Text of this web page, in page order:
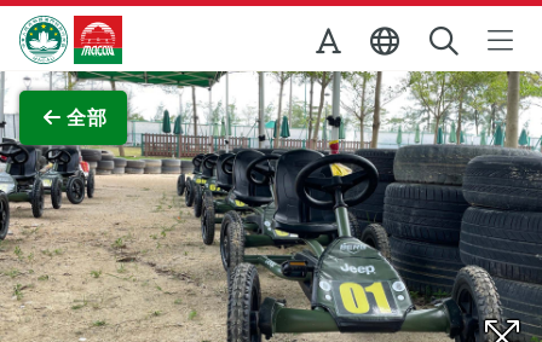
跳至主内容
澳門特別行政區政府旅遊局
全部
查看原圖